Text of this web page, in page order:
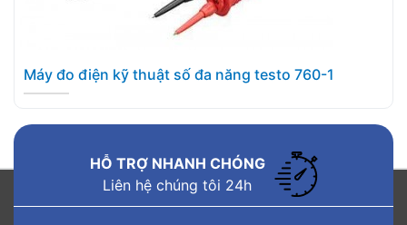
Máy đo điện kỹ thuật số đa năng testo 760-1
HỖ TRỢ NHANH CHÓNG
Liên hệ chúng tôi 24h